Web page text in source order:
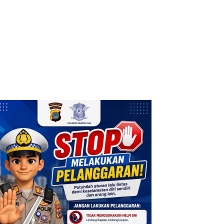
Pembaca
Sabtu, 8 Agustus 2026
Seorang Mahasiswi Stikes Palu
Ditemukan Tewas di Indekos
Kamis, 9 Juli 2026
Wagub Sulteng Dorong Tenun Khas
Donggala Tembus Pasar Internasional